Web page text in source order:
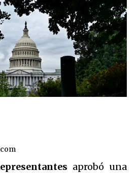
aprobó una